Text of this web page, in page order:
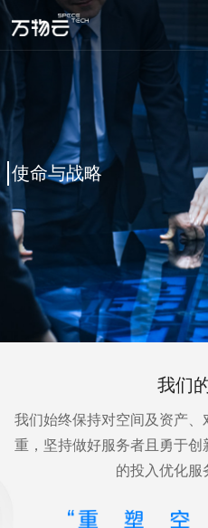
使命与战略
我们
我们始终保持对空间及资产
重，坚持做好服务者且勇于
的投入优化服